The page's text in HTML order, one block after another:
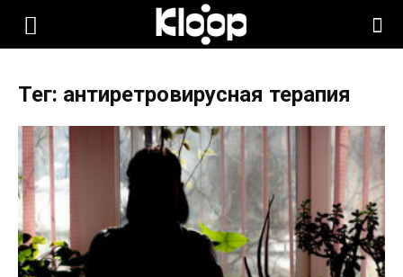
KLOOP.KG
Новости
Кыргызстана
Тег: антиретровирусная терапия